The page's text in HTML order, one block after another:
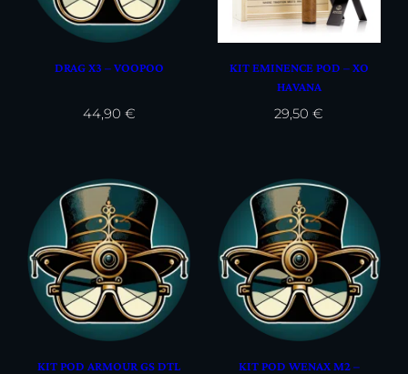
DRAG X3 – VOOPOO
44,90 €
KIT EMINENCE POD – XO
HAVANA
29,50€
KIT POD ARMOUR GS DTL
KIT POD WENAX M2 –